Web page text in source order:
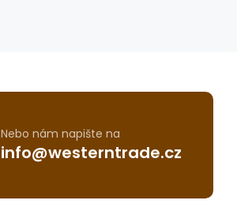
Nebo nám napište na
info@westerntrade.cz